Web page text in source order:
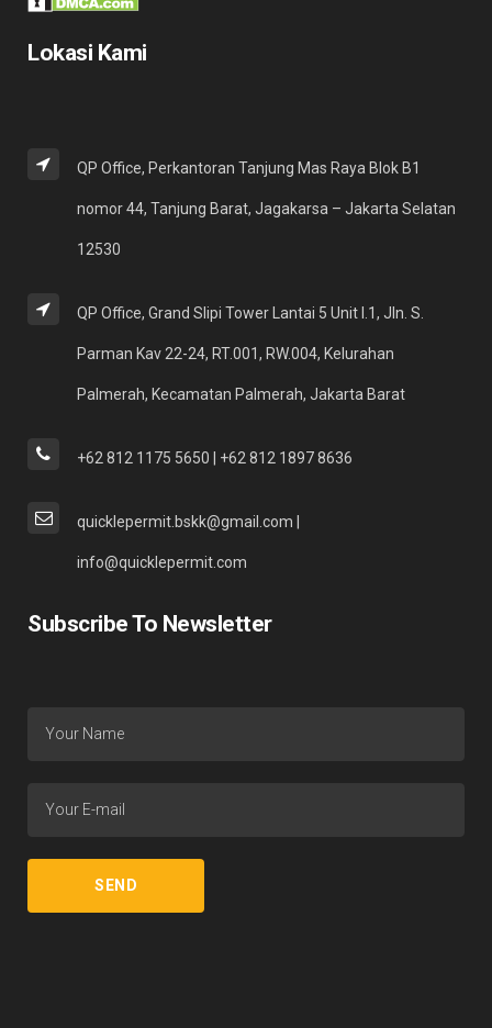
Lokasi Kami
QP Office, Perkantoran Tanjung Mas Raya Blok B1
nomor 44, Tanjung Barat, Jagakarsa – Jakarta Selatan
12530
QP Office, Grand Slipi Tower Lantai 5 Unit I.1, Jln. S.
Parman Kav 22-24, RT.001, RW.004, Kelurahan
Palmerah, Kecamatan Palmerah, Jakarta Barat
+62 812 1175 5650 | +62 812 1897 8636
quicklepermit.bskk@gmail.com |
info@quicklepermit.com
Subscribe To Newsletter